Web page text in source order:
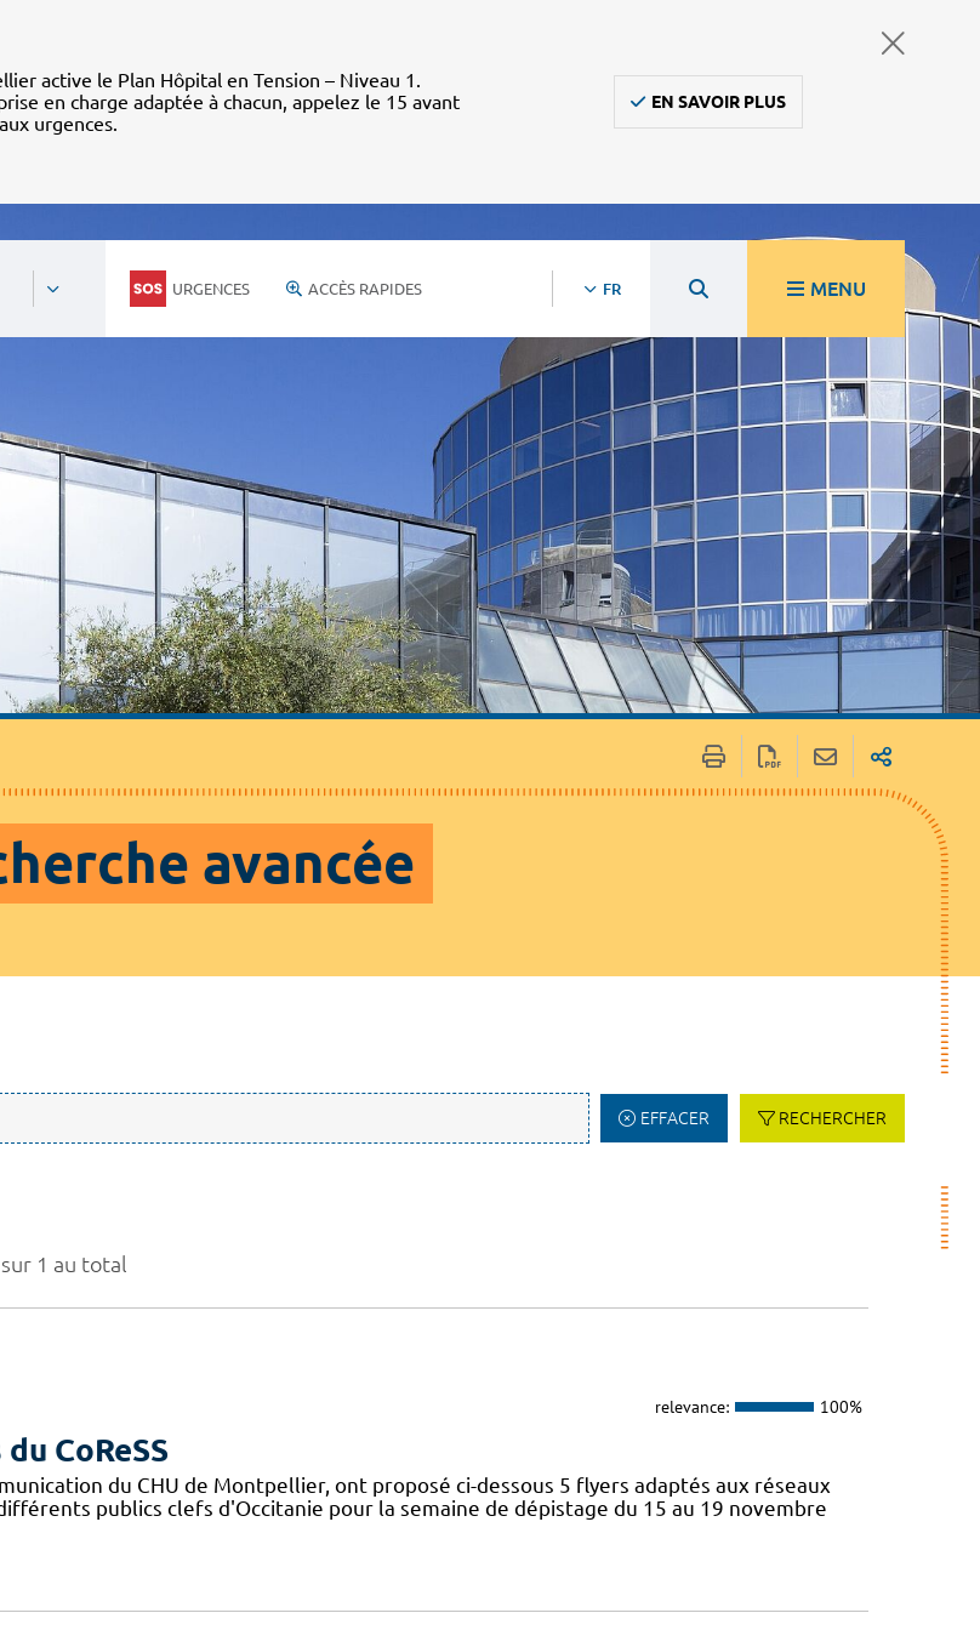
active le Plan Hôpital en Tension – Niveau 1.
en charge adaptée à chacun, appelez le 15 avant
urgences.
EN SAVOIR PLUS
URGENCES ACCÈS RAPIDES FR MENU
avancée
EFFACER RECHERCHER
1 au total
relevance: 100%
CoReSS
du CHU de Montpellier, ont proposé ci-dessous 5 flyers adaptés aux réseaux
publics clefs d'Occitanie pour la semaine de dépistage du 15 au 19 novembre